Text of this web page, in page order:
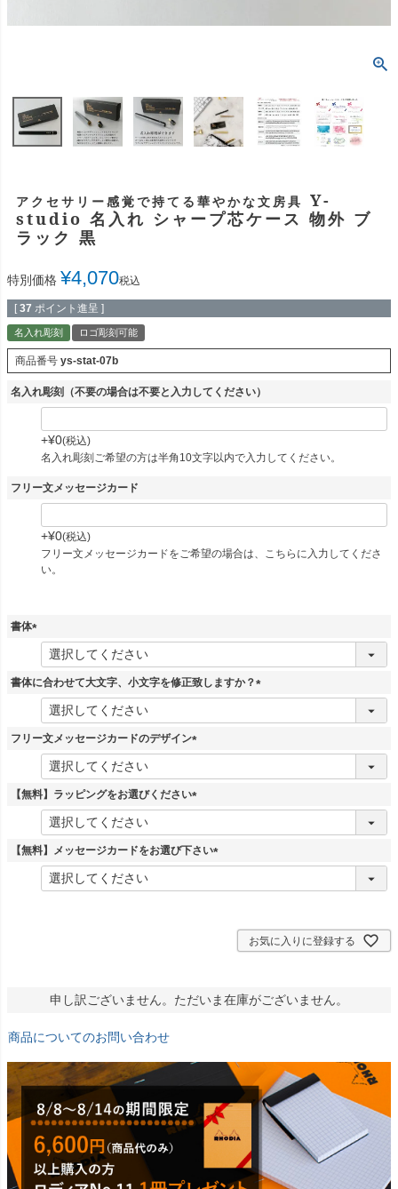
アクセサリー感覚で持てる華やかな文房具 Y-
studio 名入れ シャープ芯ケース 物外 ブ
ラック 黒
特別価格 ¥4,070税込
[ 37 ポイント進呈 ]
名入れ彫刻 ロゴ彫刻可能
商品番号 ys-stat-07b
名入れ彫刻（不要の場合は不要と入力してください）
+¥0 税込
名入れ彫刻ご希望の方は半角10文字以内で入力してください。
フリー文メッセージカード
+¥0 税込
フリー文メッセージカードをご希望の場合は、こちらに入力してくださ
い。
書体
須
書体に合わせて大文字、小文字を修正致しますか？
(
フリー文メッセージカードのデザイン
(
須
【無料】ラッピングをお選びください
(
須
【無料】メッセージカードをお選び下さい
(
お気に入りに登録する
申し訳ございません。ただいま在庫がございません。
商品についてのお問い合わせ